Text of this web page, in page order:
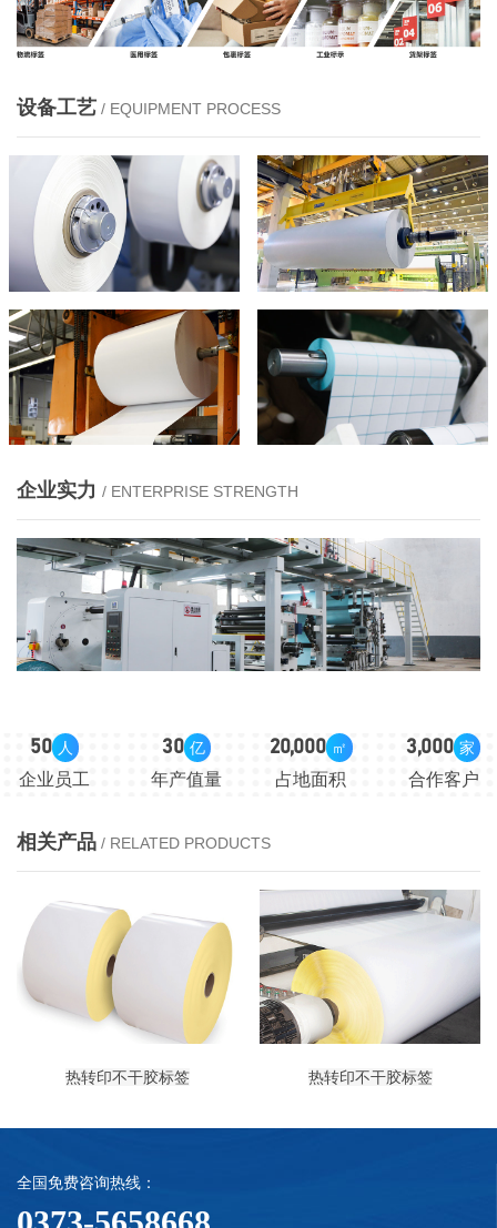
设备工艺 / EQUIPMENT PROCESS
企业实力 / ENTERPRISE STRENGTH
50 人
企业员工
30 亿
年产值量
20,000 ㎡
占地面积
3,000 家
合作客户
相关产品 / RELATED PRODUCTS
热转印不干胶标签 热转印不干胶标签
全国免费咨询热线：